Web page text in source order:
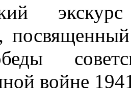
войне